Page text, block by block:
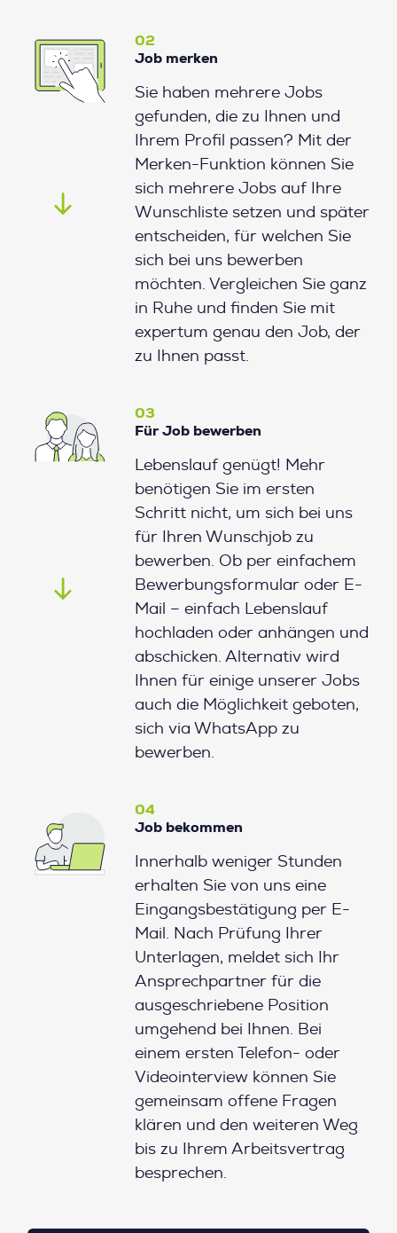
02
Job merken
Sie haben mehrere Jobs
gefunden, die zu Ihnen und
Ihrem Profil passen? Mit der
Merken-Funktion können Sie
sich mehrere Jobs auf Ihre
Wunschliste setzen und später
entscheiden, für welchen Sie
sich bei uns bewerben
möchten. Vergleichen Sie ganz
in Ruhe und finden Sie mit
expertum genau den Job, der
zu Ihnen passt.
03
Für Job bewerben
Lebenslauf genügt! Mehr
benötigen Sie im ersten
Schritt nicht, um sich bei uns
für Ihren Wunschjob zu
bewerben. Ob per einfachem
Bewerbungsformular oder E-
Mail – einfach Lebenslauf
hochladen oder anhängen und
abschicken. Alternativ wird
Ihnen für einige unserer Jobs
auch die Möglichkeit geboten,
sich via WhatsApp zu
bewerben.
04
Job bekommen
Innerhalb weniger Stunden
erhalten Sie von uns eine
Eingangsbestätigung per E-
Mail. Nach Prüfung Ihrer
Unterlagen, meldet sich Ihr
Ansprechpartner für die
ausgeschriebene Position
umgehend bei Ihnen. Bei
einem ersten Telefon- oder
Videointerview können Sie
gemeinsam offene Fragen
klären und den weiteren Weg
bis zu Ihrem Arbeitsvertrag
besprechen.